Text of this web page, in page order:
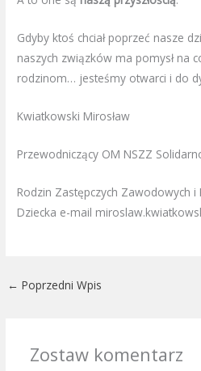
Gdyby ktoś chciał poprzeć nasze
naszych związków ma pomysł na
rodzinom… jesteśmy otwarci i do
Kwiatkowski Mirosław
Przewodniczący OM NSZZ
Rodzin Zastępczych Zawodowych
Dziecka e-mail
← Poprzedni Wpis
Zostaw komentarz